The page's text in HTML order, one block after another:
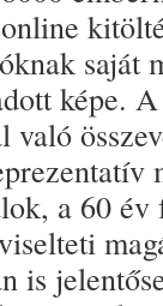
saját
képe.
a 60
is